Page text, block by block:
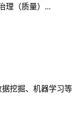
理（质量）...
挖掘、机器学习等